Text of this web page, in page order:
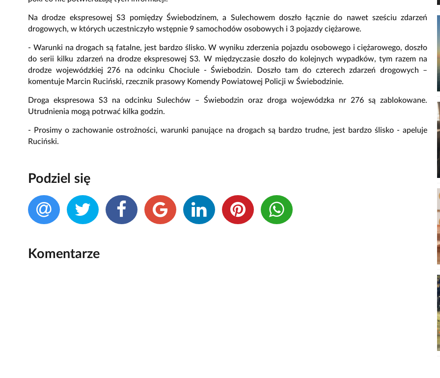
Na drodze ekspresowej S3 pomiędzy Świebodzinem, a Sulechowem doszło łącznie do nawet sześciu zdarzeń
drogowych, w których uczestniczyło wstępnie 9 samochodów osobowych i 3 pojazdy ciężarowe.
- Warunki na drogach są fatalne, jest bardzo ślisko. W wyniku zderzenia pojazdu osobowego i ciężarowego, doszło
do serii kilku zdarzeń na drodze ekspresowej S3. W międzyczasie doszło do kolejnych wypadków, tym razem na
drodze wojewódzkiej 276 na odcinku Chociule - Świebodzin. Doszło tam do czterech zdarzeń drogowych –
komentuje Marcin Ruciński, rzecznik prasowy Komendy Powiatowej Policji w Świebodzinie.
Droga ekspresowa S3 na odcinku Sulechów – Świebodzin oraz droga wojewódzka nr 276 są zablokowane.
Utrudnienia mogą potrwać kilka godzin.
- Prosimy o zachowanie ostrożności, warunki panujące na drogach są bardzo trudne, jest bardzo ślisko - apeluje
Ruciński.
Podziel się
Komentarze